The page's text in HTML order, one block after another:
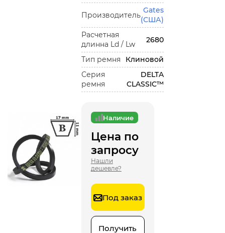
Производитель
Gates
(США)
Расчетная
длинна Ld / Lw
2680
Тип ремня
Клиновой
Серия
ремня
DELTA
CLASSIC™
Наличие
Цена по
запросу
Нашли
дешевле?
Под заказ
Получить